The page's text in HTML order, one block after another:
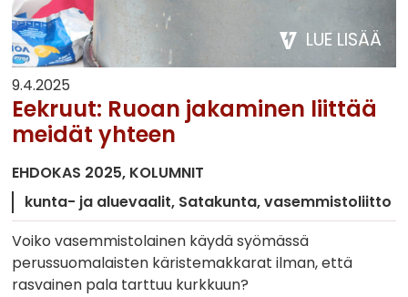
LUE LISÄÄ
9.4.2025
Eekruut: Ruoan jakaminen liittää
meidät yhteen
EHDOKAS 2025 KOLUMNIT
kunta- ja aluevaalit Satakunta vasemmistoliitto
Voiko vasemmistolainen käydä syömässä
perussuomalaisten käristemakkarat ilman, että
rasvainen pala tarttuu kurkkuun?